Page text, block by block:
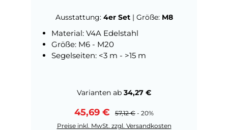
Ausstattung: 4er Set | Größe: M8
Material: V4A Edelstahl
Größe: M6 - M20
Segelseiten: <3 m - >15 m
Varianten ab 34,27 €
Verkaufspreis:
45,69 € Regulärer Preis:
57,12 € - 20%
Preise inkl. MwSt. zzgl. Versandkosten